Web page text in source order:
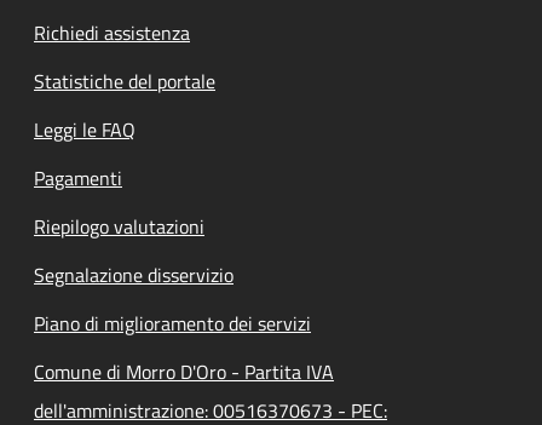
Richiedi assistenza
Statistiche del portale
Leggi le FAQ
Pagamenti
Riepilogo valutazioni
Segnalazione disservizio
Piano di miglioramento dei servizi
Comune di Morro D'Oro - Partita IVA
dell'amministrazione: 00516370673 - PEC: